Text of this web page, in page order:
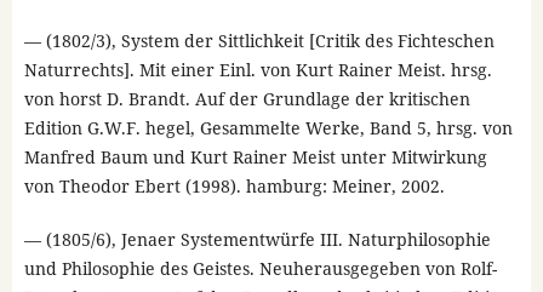
— (1802/3), System der Sittlichkeit [Critik des Fichteschen
Naturrechts]. Mit einer Einl. von Kurt Rainer Meist. hrsg.
von horst D. Brandt. Auf der Grundlage der kritischen
Edition G.W.F. hegel, Gesammelte Werke, Band 5, hrsg. von
Manfred Baum und Kurt Rainer Meist unter Mitwirkung
von Theodor Ebert (1998). hamburg: Meiner, 2002.
— (1805/6), Jenaer Systementwürfe III. Naturphilosophie
und Philosophie des Geistes. Neuherausgegeben von Rolf-